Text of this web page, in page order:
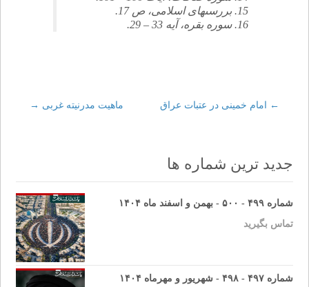
15. بررسى‏هاى اسلامى، ص 17.
16. سوره بقره، آيه 33 – 29.
Post
navigation
← امام خمينى در عتبات عراق ماهيت مدرنيته غربى →
جدید ترین شماره ها
شماره ۴۹۹ - ۵۰۰ - بهمن و اسفند ماه ۱۴۰۴
تماس بگیرید
شماره ۴۹۷ - ۴۹۸ - شهریور و مهرماه ۱۴۰۴